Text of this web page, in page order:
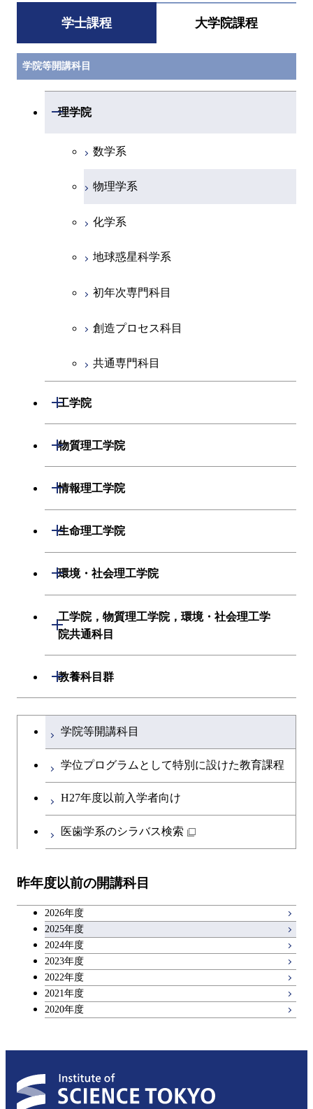
学士課程 大学院課程
学院等開講科目
理学院
開閉
数学系
物理学系
化学系
地球惑星科学系
初年次専門科目
創造プロセス科目
共通専門科目
工学院
開閉
機械系
電気電子系
経営工学系
初年次専門科目
創造プロセス科目
物質理工学院
開閉
材料系
初年次専門科目
共通専門科目
情報理工学院
開閉
数理・計算科学系
初年次専門科目
創造プロセス科目
共通専門科目
生命理工学院
開閉
生命理工学系
創造プロセス科目
共通専門科目
環境・社会理工学院
開閉
建築学系
融合理工学系
初年次専門科目
共通専門科目
工学院，物質理工学院，環境・社会理工学
院共通科目
開閉
工学院，物質理工学院，環境・社会
教養科目群
開閉
文系教養科目
英語科目
第二外国語科目
アントレプレナーシップ科目
学士課程を切り替える
学院等開講科目
学位プログラムとして特別に設けた教育課程
H27年度以前入学者向け
医歯学系のシラバス検索
昨年度以前の開講科目
2026年度
2025年度
2024年度
2023年度
2022年度
2021年度
2020年度